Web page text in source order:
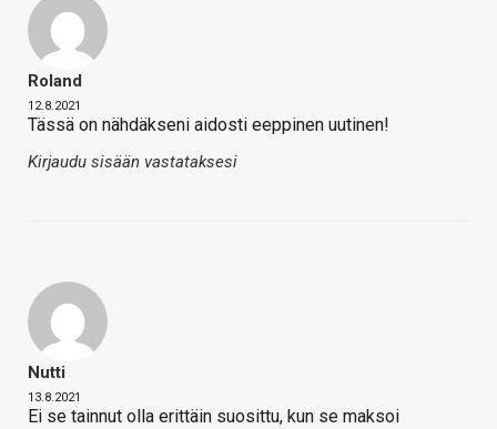
Roland
12.8.2021
Tässä on nähdäkseni aidosti eeppinen uutinen!
Kirjaudu sisään vastataksesi
Nutti
13.8.2021
Ei se tainnut olla erittäin suosittu, kun se maksoi